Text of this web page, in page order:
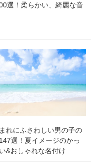
選！柔らかい、綺麗な音
れにふさわしい男の子の
選！夏イメージのかっ
&おしゃれな名付け